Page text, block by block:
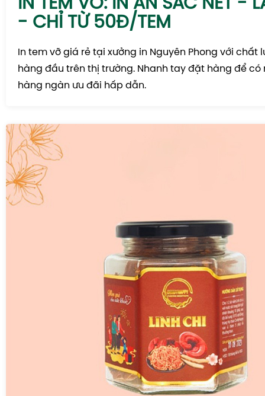
IN TEM VỠ: IN ẤN SẮC NÉT -
- CHỈ TỪ 50Đ/TEM
In tem vỡ giá rẻ tại xưởng in Nguyên Phong với chất
hàng đầu trên thị trường. Nhanh tay đặt hàng để có
hàng ngàn ưu đãi hấp dẫn.